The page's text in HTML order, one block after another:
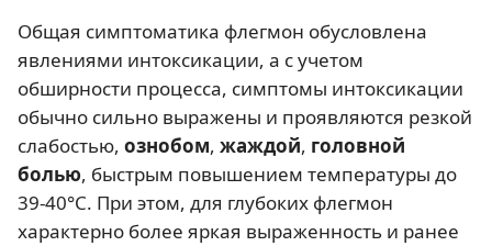
Общая симптоматика флегмон обусловлена
явлениями интоксикации, а с учетом
обширности процесса, симптомы интоксикации
обычно сильно выражены и проявляются резкой
слабостью, ознобом, жаждой, головной
болью, быстрым повышением температуры до
39-40°С. При этом, для глубоких флегмон
характерно более яркая выраженность и ранее